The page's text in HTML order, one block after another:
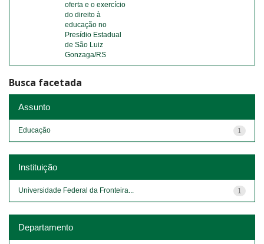
oferta e o exercício
do direito à
educação no
Presídio Estadual
de São Luiz
Gonzaga/RS
Busca facetada
Assunto
1
Educação
Instituição
1
Universidade Federal da Fronteira...
Departamento